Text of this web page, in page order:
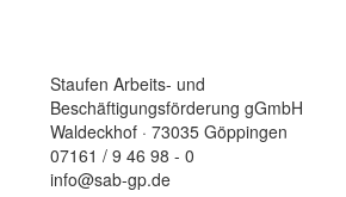
Staufen Arbeits- und
Beschäftigungsförderung gGmbH
Waldeckhof · 73035 Göppingen
07161 / 9 46 98 - 0
info@sab-gp.de